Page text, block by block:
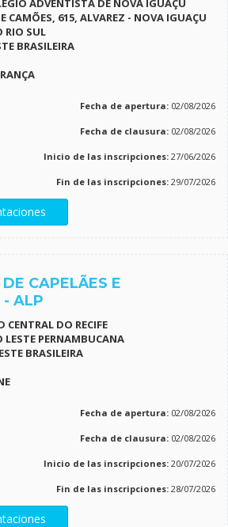
ADVENTISTA DE NOVA IGUAÇU
CAMÕES, 615, ALVAREZ - NOVA IGUAÇU
RIO SUL
BRASILEIRA
Fecha de apertura: 02/08/2026
Fecha de clausura: 02/08/2026
Inicio de las inscripciones: 27/06/2026
Fin de las inscripciones: 29/07/2026
CAPELÃES E
- ALP
CENTRAL DO RECIFE
LESTE PERNAMBUCANA
BRASILEIRA
Fecha de apertura: 02/08/2026
Fecha de clausura: 02/08/2026
Inicio de las inscripciones: 20/07/2026
Fin de las inscripciones: 28/07/2026